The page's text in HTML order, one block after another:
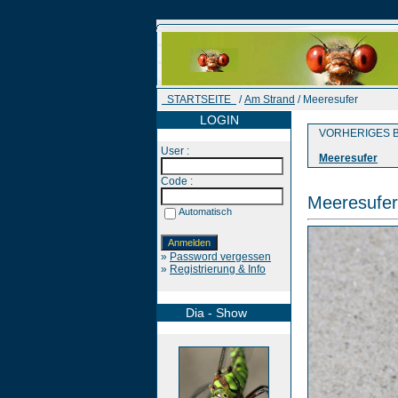
STARTSEITE /Am Strand / Meeresufer
LOGIN
User :
Code :
Automatisch
» Password vergessen
» Registrierung & Info
Dia - Show
VORHERIGES
Meeresufer
Meeresufer